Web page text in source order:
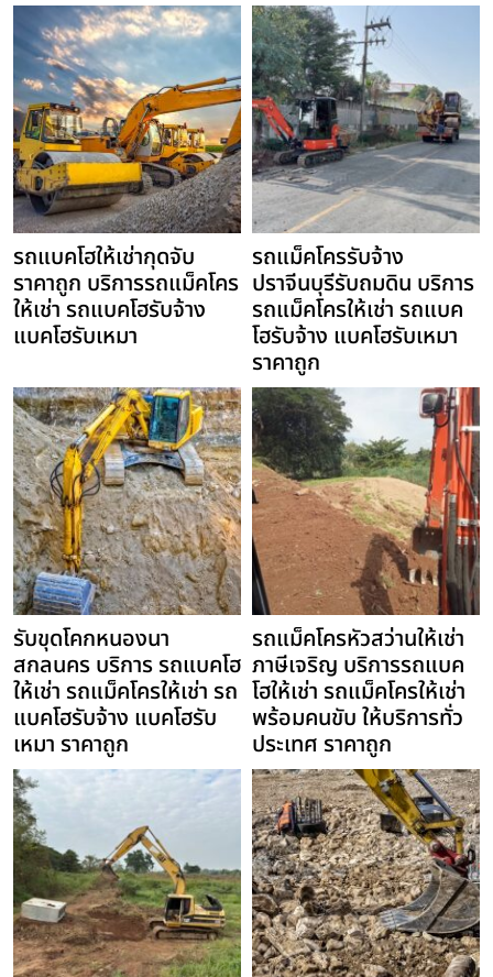
รถแบคโฮให้เช่ากุดจับ
ราคาถูก บริการรถแม็คโคร
ให้เช่า รถแบคโฮรับจ้าง
แบคโฮรับเหมา
รถแม็คโครรับจ้าง
ปราจีนบุรีรับถมดิน บริการ
รถแม็คโครให้เช่า รถแบค
โฮรับจ้าง แบคโฮรับเหมา
ราคาถูก
รับขุดโคกหนองนา
สกลนคร บริการ รถแบคโฮ
ให้เช่า รถแม็คโครให้เช่า รถ
แบคโฮรับจ้าง แบคโฮรับ
เหมา ราคาถูก
รถแม็คโครหัวสว่านให้เช่า
ภาษีเจริญ บริการรถแบค
โฮให้เช่า รถแม็คโครให้เช่า
พร้อมคนขับ ให้บริการทั่ว
ประเทศ ราคาถูก